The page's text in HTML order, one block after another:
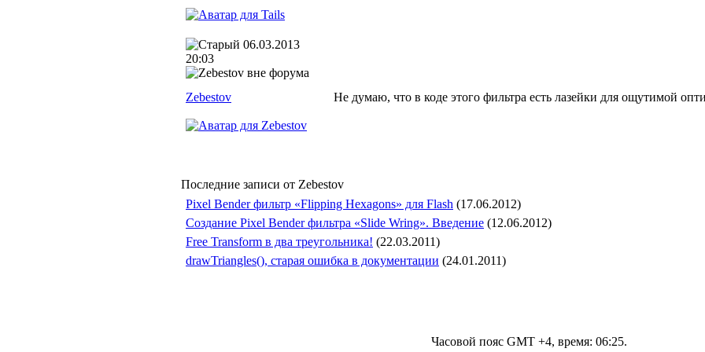
06.03.2013
20:03
Zebestov Не думаю, что в коде этого фильтра есть лазейки для ощутимой
Последние записи от Zebestov
Pixel Bender фильтр «Flipping Hexagons» для Flash (17.06.2012)
Создание Pixel Bender фильтра «Slide Wring». Введение (12.06.2012)
Free Transform в два треугольника! (22.03.2011)
drawTriangles(), старая ошибка в документации (24.01.2011)
Часовой пояс GMT +4, время: 06:25.